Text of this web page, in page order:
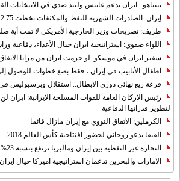
نتنياهو : ايران تدعم غانتس ولبيد ضدي في الانتخابات
إيران: الصادرات الشهریة للنفط والمكثفات تخطت 2.75 مليون برميل يوميا
ظريف: تصريحات وزير الخارجية الأمريكي لا تمت أية
اللواء صفوي: استراتيجية ايران حيال الأعداء، دفاعية
سفير ايران في موسكو: لو حرمت ايران من مزايا الاتفاق
اطفال الأنابيب في إيران ، فقط بضع خطوات للوصول
قرعة ربع نهائي دوري الابطال.. استقلال وبرسبوليس
رئيس الاركان العامة للقوات المسلحة الايرانية:
لتطوير قدراتها الدفاعية
الكرملين: الاتفاق النووي مع إيران مازال قائما
الفيفا يدعو روحاني لحضور افتتاحية كأس العالم 2018
التجارة غیر النفطیة بین إیران ومالیزیا ترتفع بنسبة 23%
الامارات والبحرين تدعمان استراتيجية اميركا حيال ايران